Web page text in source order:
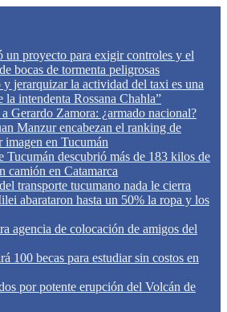
un proyecto para exigir controles y el
bocas de tormenta peligrosas
y jerarquizar la actividad del taxi es una
intendenta Rossana Chahla”
Gerardo Zamora: ¿armado nacional?
Manzur encabezan el ranking de
imagen en Tucumán
Tucumán descubrió más de 183 kilos de
camión en Catamarca
transporte tucumano nada le cierra
abarataron hasta un 50% la ropa y los
agencia de colocación de amigos del
100 becas para estudiar sin costos en
por potente erupción del Volcán de